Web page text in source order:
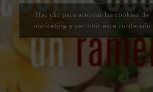
Haz clic para aceptar las cookies de
márketing y permitir este contenido